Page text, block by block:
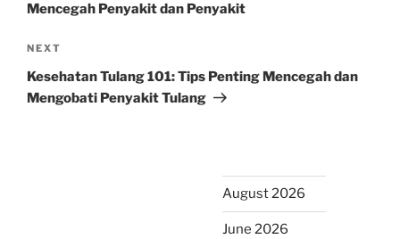
Mencegah Penyakit dan Penyakit
Next
Post
NEXT
Kesehatan Tulang 101: Tips Penting Mencegah dan
Mengobati Penyakit Tulang
August 2026
June 2026